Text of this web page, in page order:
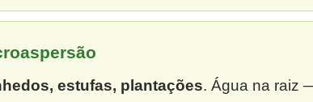
estufas, plantações. Água na raiz